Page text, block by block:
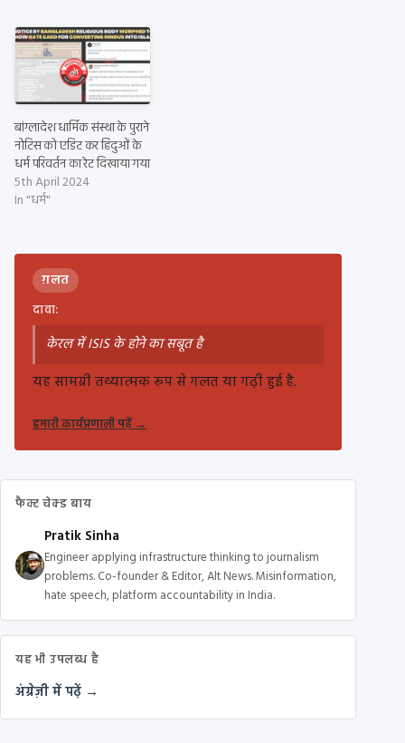
बांग्लादेश धार्मिक संस्था के पुराने
नोटिस को एडिट कर हिंदुओं के
धर्म परिवर्तन का रेट दिखाया गया
5th April 2024
In "धर्म"
ग़लत
दावा:
केरल में ISIS के होने का सबूत है
यह सामग्री तथ्यात्मक रूप से गलत या गढ़ी हुई है.
हमारी कार्यप्रणाली पढ़ें→
फैक्ट चेक्ड बाय
Pratik Sinha
Engineer applying infrastructure thinking to journalism
problems. Co-founder & Editor, Alt News. Misinformation,
hate speech, platform accountability in India.
यह भी उपलब्ध है
अंग्रेज़ी में पढ़ें →